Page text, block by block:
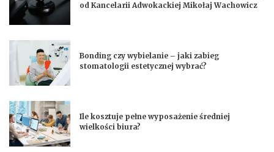
od Kancelarii Adwokackiej Mikołaj Wachowicz
Bonding czy wybielanie – jaki zabieg
stomatologii estetycznej wybrać?
Ile kosztuje pełne wyposażenie średniej
wielkości biura?